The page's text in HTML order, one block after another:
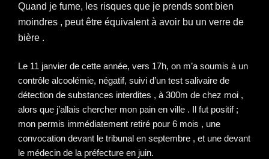
Quand je fume, les risques que je prends sont bien
moindres , peut être équivalent à avoir bu un verre de
bière .
Le 11 janvier de cette année, vers 17h, on m’a soumis à un
contrôle alcoolémie, négatif, suivi d’un test salivaire de
détection de substances interdites , à 300m de chez moi ,
alors que j’allais chercher mon pain en ville . Il fut positif ;
mon permis immédiatement retiré pour 6 mois , une
convocation devant le tribunal en septembre , et une devant
le médecin de la préfecture en juin.